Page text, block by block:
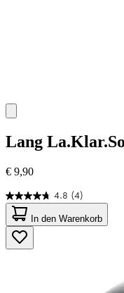
Lang
€ 9,90
4.8 (4)
4.8
von
5
Sternen.
4
In den Warenkorb